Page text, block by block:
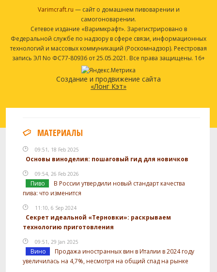
Varimcraft.ru — сайт о домашнем пивоварении и
самогоноварении.
Сетевое издание «Варимкрафт». Зарегистрировано в
Федеральной службе по надзору в сфере связи, информационных
технологий и массовых коммуникаций (Роскомнадзор). Реестровая
запись ЭЛ No ФС77-80936 от 25.05.2021. Все права защищены. 16+
Создание и продвижение сайта
«Лонг Кэт»
МАТЕРИАЛЫ
09:51, 18 Feb 2025
Основы виноделия: пошаговый гид для новичков
09:54, 26 Feb 2026
Пиво
В России утвердили новый стандарт качества
пива: что изменится
11:10, 6 Sep 2024
Секрет идеальной «Терновки»: раскрываем
технологию приготовления
09:51, 29 Jan 2025
Вино
Продажа иностранных вин в Италии в 2024 году
увеличилась на 4,7%, несмотря на общий спад на рынке